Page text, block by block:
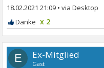
18.02.2021 21:09 •
x 2
E Ex-Mitglied
Gast